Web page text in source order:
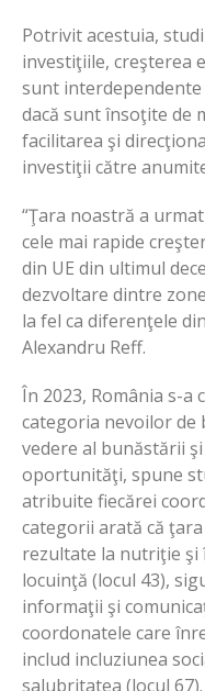
Potrivit acestuia,
investiţiile, creşterea
sunt interdependente
dacă sunt însoţite de
facilitarea şi
investiţii către
“Ţara noastră a
cele mai rapide
din UE din ultimul
dezvoltare dintre
la fel ca diferenţele
Alexandru Reff.
În 2023, România s-a
categoria nevoilor de
vedere al bunăstării
oportunităţi, spune
atribuite fiecărei
categorii arată că
rezultate la nutriţie şi
locuinţă (locul 43),
informaţii şi
coordonatele care
includ incluziunea
salubritatea (locul 67).